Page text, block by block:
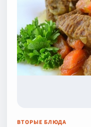
ВТОРЫЕ БЛЮДА